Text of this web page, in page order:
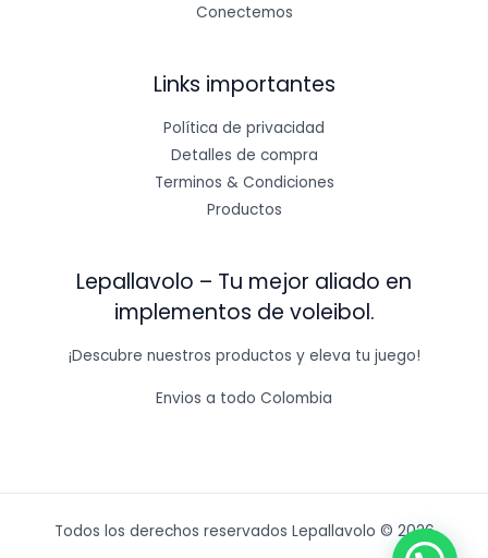
Conectemos
Links importantes
Política de privacidad
Detalles de compra
Terminos & Condiciones
Productos
Lepallavolo – Tu mejor aliado en
implementos de voleibol.
¡Descubre nuestros productos y eleva tu juego!
Envios a todo Colombia
Todos los derechos reservados Lepallavolo © 2026